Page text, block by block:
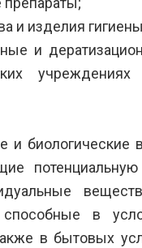
и изделия
и
и биологические
способные в
в бытовых